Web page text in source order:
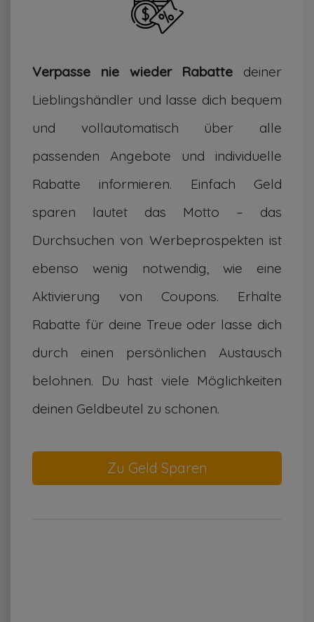
Verpasse nie wieder Rabatte deiner
Lieblingshändler und lasse dich bequem
und vollautomatisch über alle
passenden Angebote und individuelle
Rabatte informieren. Einfach Geld
sparen lautet das Motto – das
Durchsuchen von Werbeprospekten ist
ebenso wenig notwendig, wie eine
Aktivierung von Coupons. Erhalte
Rabatte für deine Treue oder lasse dich
durch einen persönlichen Austausch
belohnen. Du hast viele Möglichkeiten
deinen Geldbeutel zu schonen.